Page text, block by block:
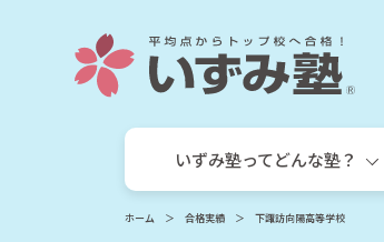
いずみ塾ってどんな塾？
ホーム 合格実績 下諏訪向陽高等学校